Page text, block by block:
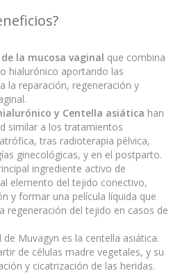
la mucosa vaginal que combina
hialurónico aportando las
la reparación, regeneración y
y Centella asiática han
similar a los tratamientos
tras radioterapia pélvica,
ginecológicas, y en el postparto.
ingrediente activo de
elemento del tejido conectivo,
y formar una película líquida que
regeneración del tejido en casos de
Muvagyn es la centella asiática.
de células madre vegetales, y su
y cicatrización de las heridas.